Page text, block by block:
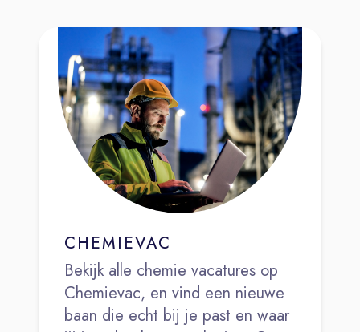
CHEMIEVAC
Bekijk alle chemie vacatures op
Chemievac, en vind een nieuwe
baan die echt bij je past en waar